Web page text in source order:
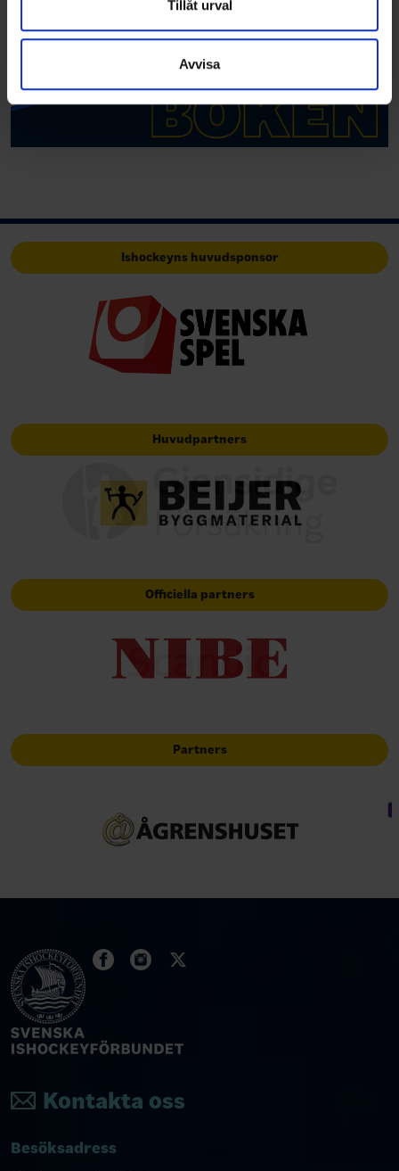
Dessa kan i sin tur kombinera informationen med annan
information som du har tillhandahållit eller som de har
samlat in när du har använt deras tjänster.
Tillåt urval
Avvisa
Ishockeyns huvudsponsor
Huvudpartners
Officiella partners
Partners
Kontakta oss
Besöksadress